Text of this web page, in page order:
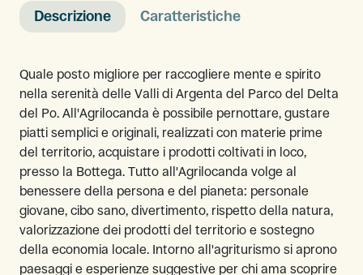
Descrizione Caratteristiche
Quale posto migliore per raccogliere mente e spirito
nella serenità delle Valli di Argenta del Parco del Delta
del Po. All'Agrilocanda è possibile pernottare, gustare
piatti semplici e originali, realizzati con materie prime
del territorio, acquistare i prodotti coltivati in loco,
presso la Bottega. Tutto all'Agrilocanda volge al
benessere della persona e del pianeta: personale
giovane, cibo sano, divertimento, rispetto della natura,
valorizzazione dei prodotti del territorio e sostegno
della economia locale. Intorno all'agriturismo si aprono
paesaggi e esperienze suggestive per chi ama scoprire